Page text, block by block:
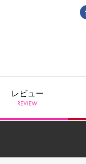
レビュー
REVIEW